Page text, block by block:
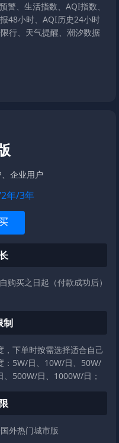
警、生活指数、AQI指数、
48小时、AQI历史24小时
行、天气提醒、潮汐数据
企业用户
年/3年
买之日起（付款成功后）
制
下单时按需选择适合自己
：5W/日、10W/日、50W/
500W/日、1000W/日；
外热门城市版